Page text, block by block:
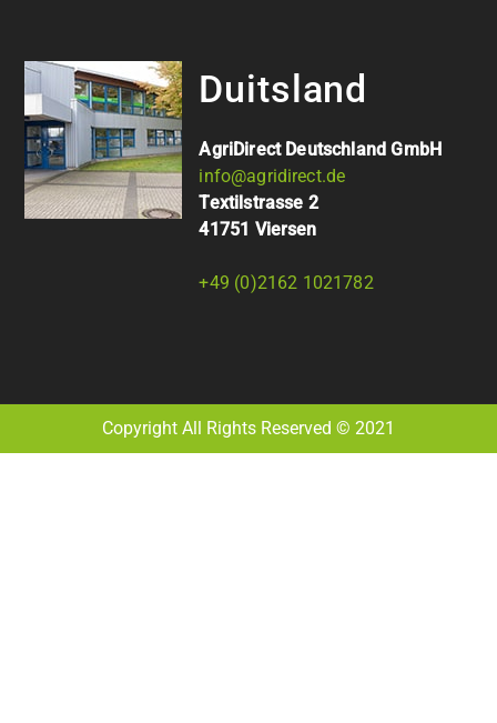
Duitsland
AgriDirect Deutschland GmbH
info@agridirect.de
Textilstrasse 2
41751 Viersen
+49 (0)2162 1021782
Copyright All Rights Reserved © 2021